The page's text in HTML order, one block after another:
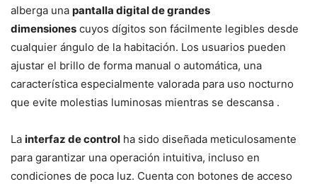
alberga una pantalla digital de grandes
dimensiones cuyos dígitos son fácilmente legibles desde
cualquier ángulo de la habitación. Los usuarios pueden
ajustar el brillo de forma manual o automática, una
característica especialmente valorada para uso nocturno
que evite molestias luminosas mientras se descansa .
La interfaz de control ha sido diseñada meticulosamente
para garantizar una operación intuitiva, incluso en
condiciones de poca luz. Cuenta con botones de acceso